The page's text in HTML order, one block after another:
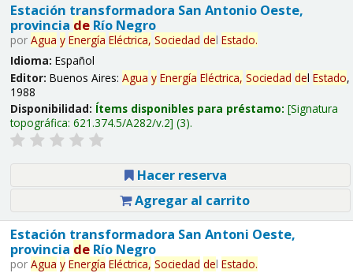
Estación transformadora San Antonio Oeste,
provincia deRío Negro
por Agua y Energía Eléctrica, Sociedad del Estado.
Idioma: Español
Editor: Buenos Aires: Agua y Energía Eléctrica, Sociedad del Estado,
1988
Disponibilidad: Ítems disponibles para préstamo: Signatura
topográfica: 621.374.5/A282/v.2 (3).
Hacer reserva
Agregar al carrito
Estación transformadora San Antoni Oeste,
provincia deRío Negro
por Agua y Energía Eléctrica, Sociedad del Estado.